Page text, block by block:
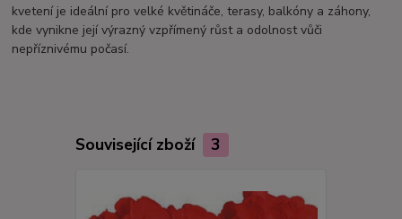
kvetení je ideální pro velké květináče, terasy, balkóny a záhony,
kde vynikne její výrazný vzpřímený růst a odolnost vůči
nepříznivému počasí.
Související zboží 3